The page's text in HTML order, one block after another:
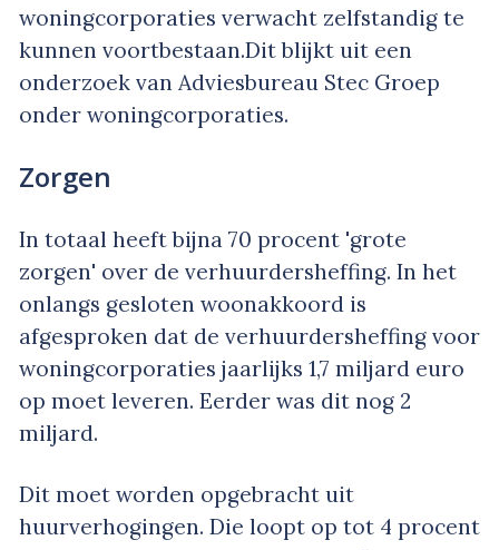
woningcorporaties verwacht zelfstandig te
kunnen voortbestaan.Dit blijkt uit een
onderzoek van Adviesbureau Stec Groep
onder woningcorporaties.
Zorgen
In totaal heeft bijna 70 procent 'grote
zorgen' over de verhuurdersheffing. In het
onlangs gesloten woonakkoord is
afgesproken dat de verhuurdersheffing voor
woningcorporaties jaarlijks 1,7 miljard euro
op moet leveren. Eerder was dit nog 2
miljard.
Dit moet worden opgebracht uit
huurverhogingen. Die loopt op tot 4 procent